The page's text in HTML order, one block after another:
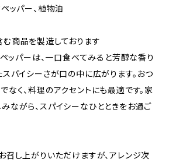
ッパー、植物油
商品を製造しております
ッパーは、一口食べてみると芳醇な香り
スパイシーさが口の中に広がります。おつ
なく、料理のアクセントにも最適です。家
ながら、スパイシーなひとときをお過ご
召し上がりいただけますが、アレンジ次